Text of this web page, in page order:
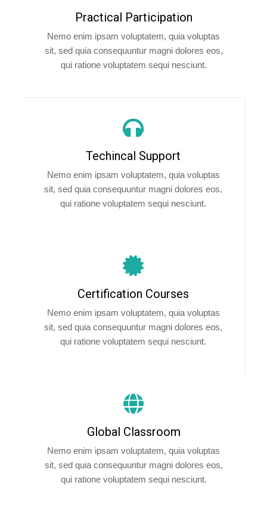
Practical Participation
Nemo enim ipsam voluptatem, quia voluptas
sit, sed quia consequuntur magni dolores eos,
qui ratione voluptatem sequi nesciunt.
Techincal Support
Nemo enim ipsam voluptatem, quia voluptas
sit, sed quia consequuntur magni dolores eos,
qui ratione voluptatem sequi nesciunt.
Certification Courses
Nemo enim ipsam voluptatem, quia voluptas
sit, sed quia consequuntur magni dolores eos,
qui ratione voluptatem sequi nesciunt.
Global Classroom
Nemo enim ipsam voluptatem, quia voluptas
sit, sed quia consequuntur magni dolores eos,
qui ratione voluptatem sequi nesciunt.